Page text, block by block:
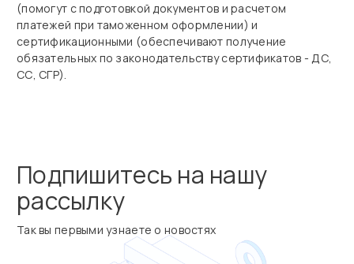
(помогут с подготовкой документов и расчетом
платежей при таможенном оформлении) и
сертификационными (обеспечивают получение
обязательных по законодательству сертификатов - ДС,
СС, СГР).
Подпишитесь на нашу
рассылку
Так вы первыми узнаете о новостях